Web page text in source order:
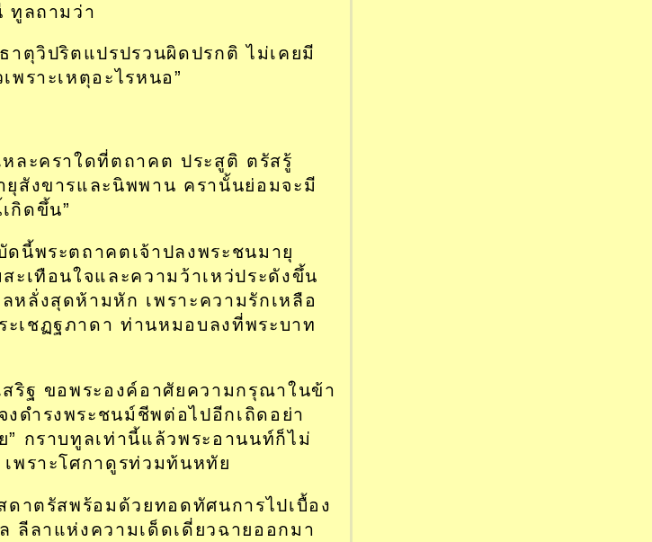
ทูลถามว่า
าตุวิปริตแปรปรวนผิดปรกติ ไม่เคยมี
พราะเหตุอะไรหนอ”
ละคราใดที่ตถาคต ประสูติ ตรัสรู้
ยุสังขารและนิพพาน ครานั้นย่อมจะมี
กิดขึ้น”
นี้พระตถาคตเจ้าปลงพระชนมายุ
ะเทือนใจและความว้าเหว่ประดังขึ้น
หลั่งสุดห้ามหัก เพราะความรักเหลือ
เชฏฐภาดา ท่านหมอบลงที่พระบาท
สริฐ ขอพระองค์อาศัยความกรุณาในข้า
ดำรงพระชนม์ชีพต่อไปอีกเถิดอย่า
” กราบทูลเท่านี้แล้วพระอานนท์ก็ไม่
พราะโศกาดูรท่วมท้นหทัย
ดาตรัสพร้อมด้วยทอดทัศนการไปเบื้อง
ลีลาแห่งความเด็ดเดี่ยวฉายออกมา